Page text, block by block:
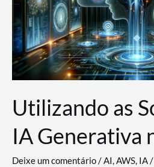
Utilizando as
IA Generativa
Deixe um comentário/AI,AWS, IA/